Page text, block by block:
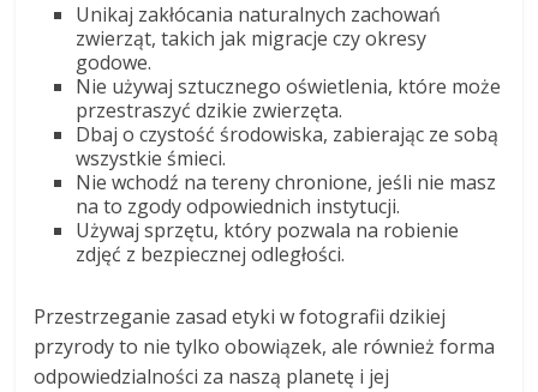
Unikaj zakłócania naturalnych zachowań
zwierząt, takich jak migracje czy okresy
godowe.
Nie używaj sztucznego oświetlenia, które może
przestraszyć dzikie zwierzęta.
Dbaj o czystość środowiska, zabierając ze sobą
wszystkie śmieci.
Nie wchodź na tereny chronione, jeśli nie masz
na to zgody odpowiednich instytucji.
Używaj sprzętu, który pozwala na robienie
zdjęć z bezpiecznej odległości.
Przestrzeganie zasad etyki w fotografii dzikiej
przyrody to nie tylko obowiązek, ale również forma
odpowiedzialności za naszą planetę i jej